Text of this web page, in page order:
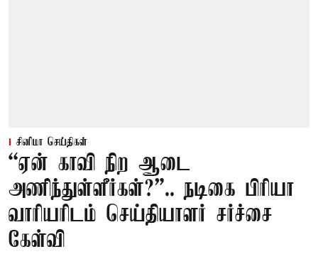
சினிமா செய்திகள்
“ஏன் காவி நிற ஆடை
அணிந்துள்ளீர்கள்?”.. நடிகை பிரியா
வாரியரிடம் செய்தியாளர் சர்ச்சை
கேள்வி